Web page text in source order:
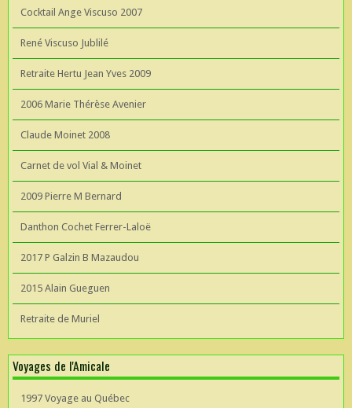
Cocktail Ange Viscuso 2007
René Viscuso Jublilé
Retraite Hertu Jean Yves 2009
2006 Marie Thérèse Avenier
Claude Moinet 2008
Carnet de vol Vial & Moinet
2009 Pierre M Bernard
Danthon Cochet Ferrer-Laloë
2017 P Galzin B Mazaudou
2015 Alain Gueguen
Retraite de Muriel
Voyages de l'Amicale
1997 Voyage au Québec